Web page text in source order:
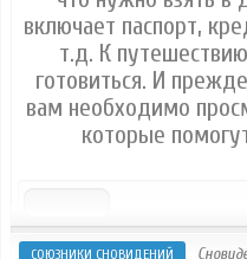
включает паспорт,
т.д. К
готовиться. И
вам необходимо
которые
СОЮЗНИКИ СНОВИДЕНИЙ